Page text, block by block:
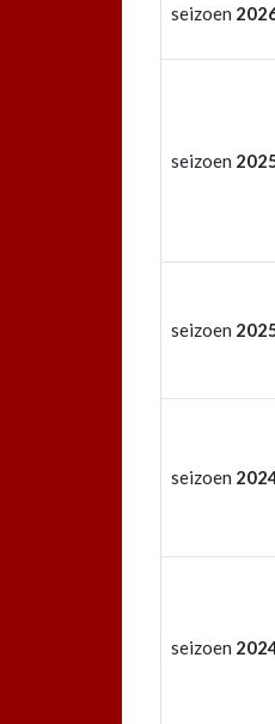
seizoen
seizoen
seizoen
seizoen
seizoen